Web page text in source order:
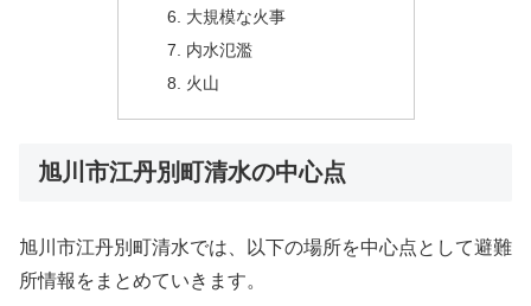
大規模な火事
内水氾濫
火山
旭川市江丹別町清水の中心点
旭川市江丹別町清水では、以下の場所を中心点として避難
所情報をまとめていきます。